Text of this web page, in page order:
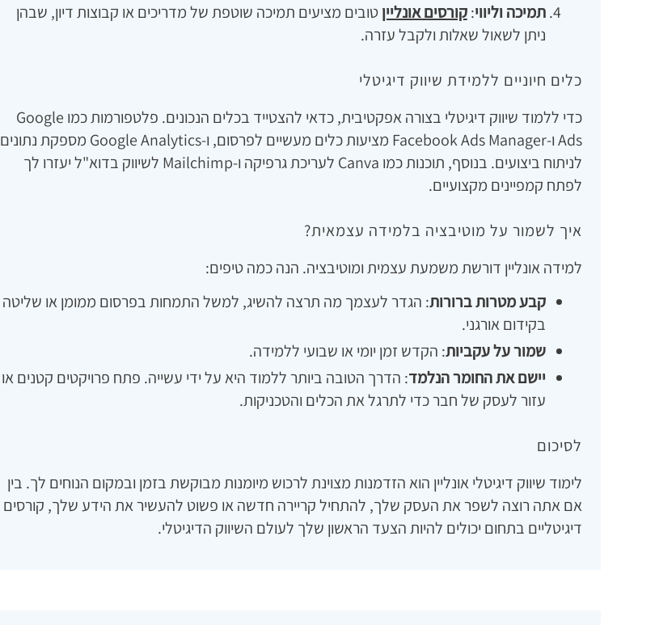
תמיכה וליווי:קורסים אונלייןטובים מציעים תמיכה שוטפת של מדריכים או קבוצות דיון, שבהן
ניתן לשאול שאלות ולקבל עזרה.
כלים חיוניים ללמידת שיווק דיגיטלי
כדי ללמוד שיווק דיגיטלי בצורה אפקטיבית, כדאי להצטייד בכלים הנכונים. פלטפורמות כמו Google
Ads ו-Facebook Ads Manager מציעות כלים מעשיים לפרסום, ו-Google Analytics מספקת נתונים
לניתוח ביצועים. בנוסף, תוכנות כמו Canva לעריכת גרפיקה ו-Mailchimp לשיווק בדוא"ל יעזרו לך
לפתח קמפיינים מקצועיים.
איך לשמור על מוטיבציה בלמידה עצמאית?
למידה אונליין דורשת משמעת עצמית ומוטיבציה. הנה כמה טיפים:
קבע מטרות ברורות: הגדר לעצמך מה תרצה להשיג, למשל התמחות בפרסום ממומן או שליטה
בקידום אורגני.
שמור על עקביות: הקדש זמן יומי או שבועי ללמידה.
יישם את החומר הנלמד: הדרך הטובה ביותר ללמוד היא על ידי עשייה. פתח פרויקטים קטנים או
עזור לעסק של חבר כדי לתרגל את הכלים והטכניקות.
לסיכום
לימוד שיווק דיגיטלי אונליין הוא הזדמנות מצוינת לרכוש מיומנות מבוקשת בזמן ובמקום הנוחים לך. בין
אם אתה רוצה לשפר את העסק שלך, להתחיל קריירה חדשה או פשוט להעשיר את הידע שלך, קורסים
דיגיטליים בתחום יכולים להיות הצעד הראשון שלך לעולם השיווק הדיגיטלי.